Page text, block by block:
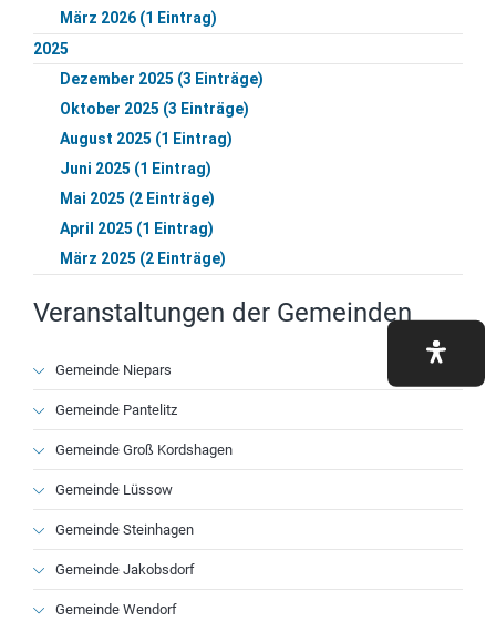
März 2026 (1 Eintrag)
2025
Dezember 2025 (3 Einträge)
Oktober 2025 (3 Einträge)
August 2025 (1 Eintrag)
Juni 2025 (1 Eintrag)
Mai 2025 (2 Einträge)
April 2025 (1 Eintrag)
März 2025 (2 Einträge)
Veranstaltungen der Gemeinden
Navigation
überspringen
Gemeinde Niepars
Gemeinde Pantelitz
Gemeinde Groß Kordshagen
Gemeinde Lüssow
Gemeinde Steinhagen
Gemeinde Jakobsdorf
Gemeinde Wendorf